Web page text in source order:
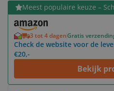
Meest populaire keuze –
3 tot 4 dagenGratis
Check de website voor de
€20,-
Bekijk
Bekijk product